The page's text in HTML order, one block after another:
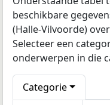
beschikbare
(Halle-Vilvoorde)
Selecteer een
onderwerpen in die
Categorie